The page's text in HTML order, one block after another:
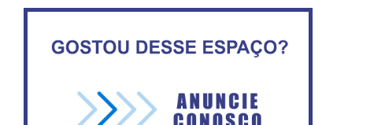
Circulação de ar no túnel
ASVECOM: Renúncia Ana
Secretaria da Fazenda abre
120 vagas no Distrito Federal